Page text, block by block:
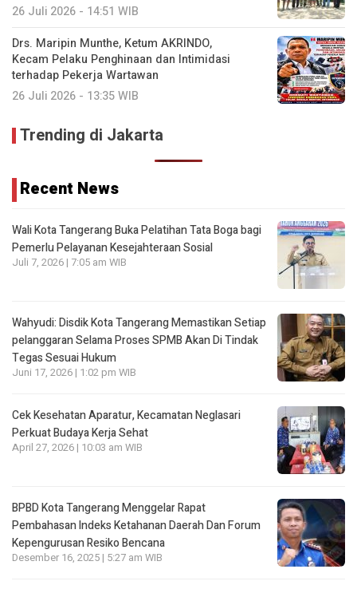
26 Juli 2026 - 14:51 WIB
Drs. Maripin Munthe, Ketum AKRINDO,
Kecam Pelaku Penghinaan dan Intimidasi
terhadap Pekerja Wartawan
26 Juli 2026 - 13:35 WIB
Trending di Jakarta
Recent News
Wali Kota Tangerang Buka Pelatihan Tata Boga bagi
Pemerlu Pelayanan Kesejahteraan Sosial
Juli 7, 2026 | 7:05 am WIB
Wahyudi: Disdik Kota Tangerang Memastikan Setiap
pelanggaran Selama Proses SPMB Akan Di Tindak
Tegas Sesuai Hukum
Juni 17, 2026 | 1:02 pm WIB
Cek Kesehatan Aparatur, Kecamatan Neglasari
Perkuat Budaya Kerja Sehat
April 27, 2026 | 10:03 am WIB
BPBD Kota Tangerang Menggelar Rapat
Pembahasan lndeks Ketahanan Daerah Dan Forum
Kepengurusan Resiko Bencana
Desember 16, 2025 | 5:27 am WIB